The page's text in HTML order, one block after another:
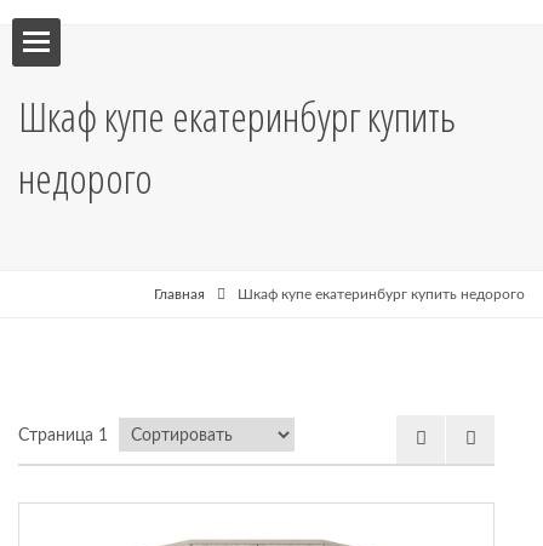
Шкаф купе екатеринбург купить
недорого
Главная Шкаф купе екатеринбург купить недорого
Страница 1